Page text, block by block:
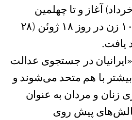
اول ماه ژوئن (١١ خرداد) آغاز و تا چهلمین
سالگرد اعدام این ۱۰ زن در روز ۱۸ ژوئن (٢٨
یافت.
در جستجوی عدالت
با هم متحد می‌شوند و
زنان و مردان به عنوان
پیش روی